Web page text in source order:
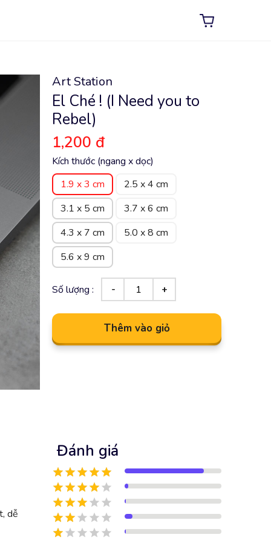
Art Station
El Ché ! (I Need you to
Rebel)
1,200 đ
Kích thước (ngang x dọc)
1.9 x 3 cm
2.5 x 4 cm
3.1 x 5 cm
3.7 x 6 cm
4.3 x 7 cm
5.0 x 8 cm
5.6 x 9 cm
Số lượng :
Thêm vào giỏ
dễ
Đánh giá